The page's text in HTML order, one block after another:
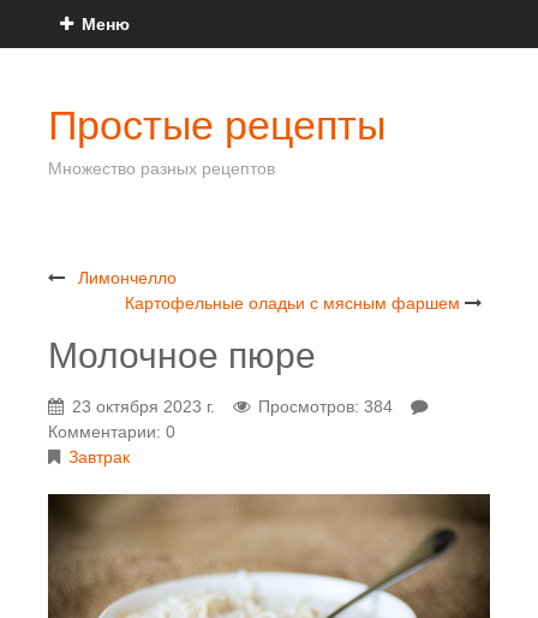
Меню
Простые рецепты
Множество разных рецептов
Лимончелло
Картофельные оладьи с мясным фаршем
Молочное пюре
23 октября 2023 г.
Просмотров: 384
Комментарии: 0
Завтрак